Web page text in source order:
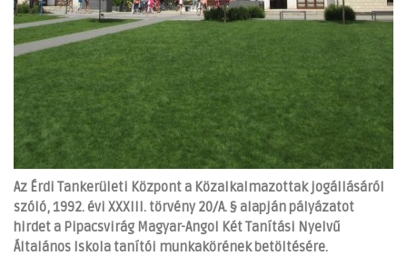
Az Érdi Tankerületi Központ a Közalkalmazottak jogállásáról
szóló, 1992. évi XXXIII. törvény 20/A. § alapján pályázatot
hirdet a Pipacsvirág Magyar-Angol Két Tanítási Nyelvű
Általános Iskola tanítói munkakörének betöltésére.